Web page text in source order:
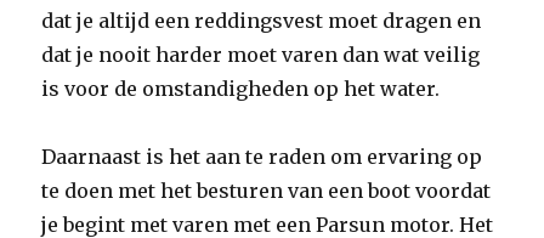
dat je altijd een reddingsvest moet dragen en
dat je nooit harder moet varen dan wat veilig
is voor de omstandigheden op het water.
Daarnaast is het aan te raden om ervaring op
te doen met het besturen van een boot voordat
je begint met varen met een Parsun motor. Het